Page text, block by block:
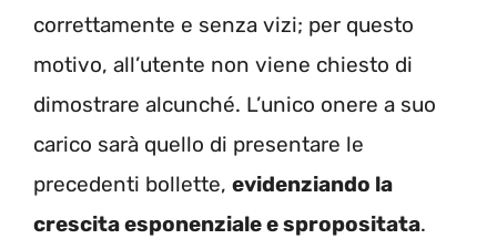
correttamente e senza vizi; per questo
motivo, all’utente non viene chiesto di
dimostrare alcunché. L’unico onere a suo
carico sarà quello di presentare le
precedenti bollette, evidenziando la
crescita esponenziale e spropositata.